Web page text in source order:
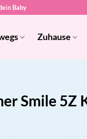
Baby
Zuhause
Smile 5Z